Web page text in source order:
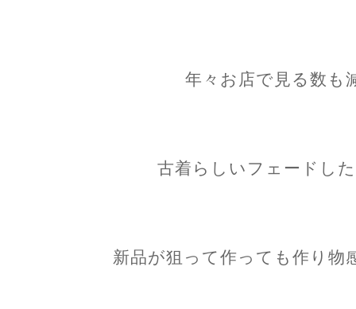
年々お店で見る数も
古着らしいフェードし
新品が狙って作っても作り物